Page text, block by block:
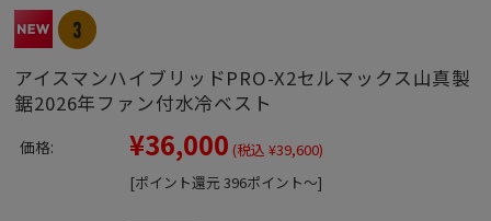
アイスマンハイブリッドPRO-X2セルマックス山真製
鋸2026年ファン付水冷ベスト
価格: ¥36,000 (税込 ¥39,600)
[ポイント還元 396ポイント～]